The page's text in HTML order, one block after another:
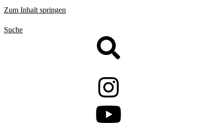
Zum Inhalt springen
Suche